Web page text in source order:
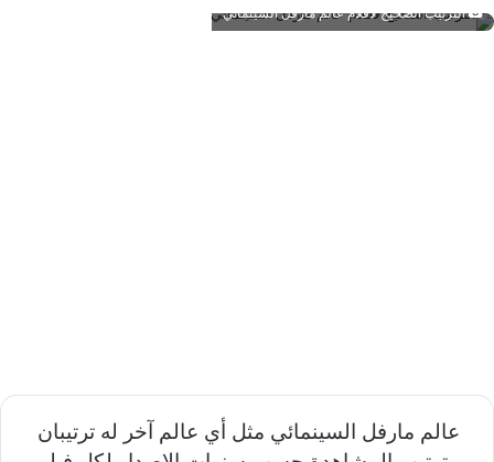
إلكترونيا
الترتيب الصحيح لأفلام عالم مارفل السينمائي
عالم مارفل السينمائي مثل أي عالم آخر له ترتيبان